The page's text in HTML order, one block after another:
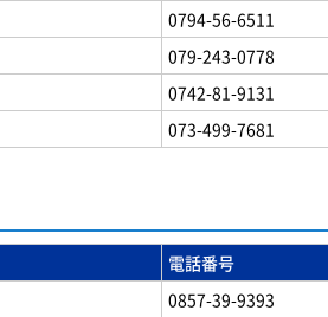
0794-56-6511
079-243-0778
0742-81-9131
073-499-7681
電話番号
0857-39-9393